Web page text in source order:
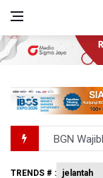
BGN
BEI Catat
TRENDS # : jelantah